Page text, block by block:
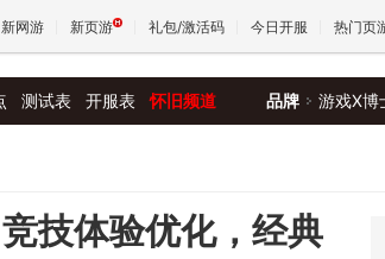
新网游 新页游 礼包/激活码 今日开服 热门页
测试表 开服表 怀旧频道 品牌 游戏X博
技体验优化，经典